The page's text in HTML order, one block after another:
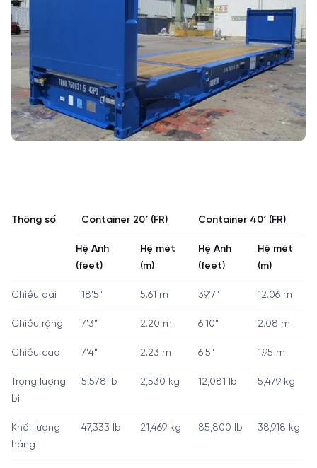
Thông số Container 20′ (FR) Container 40′ (FR)
Hệ Anh
(feet)
Hệ mét
(m)
Hệ Anh
(feet)
Hệ mét
(m)
Chiều dài 18'5" 5.61 m 39'7" 12.06 m
Chiều rộng 7'3" 2.20 m 6'10" 2.08 m
Chiều cao 7'4" 2.23 m 6'5" 1.95 m
Trọng lượng
bì
5,578 lb 2,530 kg 12,081 lb 5,479 kg
Khối lượng
hàng
47,333 lb 21,469 kg 85,800 lb 38,918 kg